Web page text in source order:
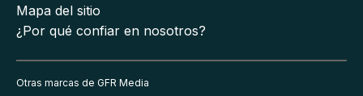
Mapa del sitio
¿Por qué confiar en nosotros?
Otras marcas de GFR Media